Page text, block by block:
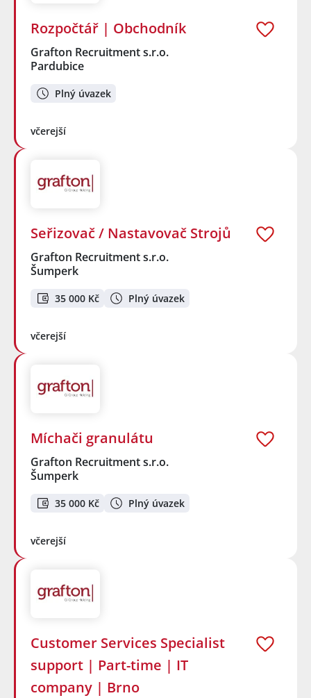
Rozpočtář | Obchodník
Grafton Recruitment s.r.o.
Pardubice
Plný úvazek
včerejší
Seřizovač / Nastavovač Strojů
Grafton Recruitment s.r.o.
Šumperk
35 000 Kč Plný úvazek
včerejší
Míchači granulátu
Grafton Recruitment s.r.o.
Šumperk
35 000 Kč Plný úvazek
včerejší
Customer Services Specialist
support | Part-time | IT
company | Brno